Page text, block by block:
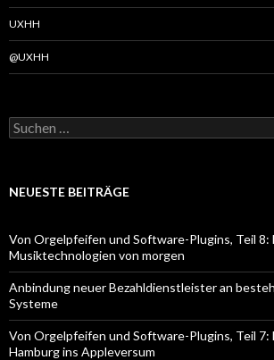
UXHH
@UXHH
Suchen
nach:
NEUESTE BEITRÄGE
Von Orgelpfeifen und Software-Plugins, Teil 8:
Musiktechnologien von morgen
Anbindung neuer Bezahldienstleister an
Systeme
Von Orgelpfeifen und Software-Plugins, Teil 7:
Hamburg ins Appleversum